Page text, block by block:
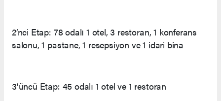
2’nci Etap: 78 odalı 1 otel, 3 restoran, 1 konferans
salonu, 1 pastane, 1 resepsiyon ve 1 idari bina
3’üncü Etap: 45 odalı 1 otel ve 1 restoran